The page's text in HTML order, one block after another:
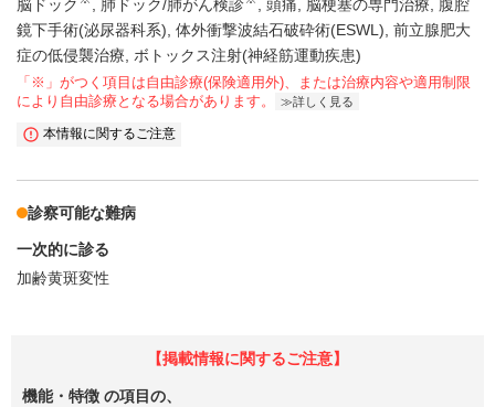
脳ドック 肺ドック/肺がん検診 頭痛 脳梗塞の専門治療
腹腔
鏡下手術(泌尿器科系) 体外衝撃波結石破砕術(ESWL) 前立腺肥大
症の低侵襲治療
ボトックス注射(神経筋運動疾患)
「※」がつく項目は自由診療(保険適用外)、または治療内容や適用制限
により自由診療となる場合があります。
詳しく見る
本情報に関するご注意
診察可能な難病
一次的に診る
加齢黄斑変性
【掲載情報に関するご注意】
機能・特徴 の項目の、